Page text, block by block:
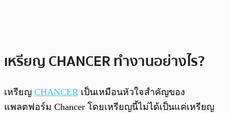
เหรียญ CHANCER ทำงานอย่างไร?
เหรียญ CHANCER เป็นเหมือนหัวใจสำคัญของ
แพลตฟอร์ม Chancer โดยเหรียญนี้ไม่ได้เป็นแค่เหรียญ